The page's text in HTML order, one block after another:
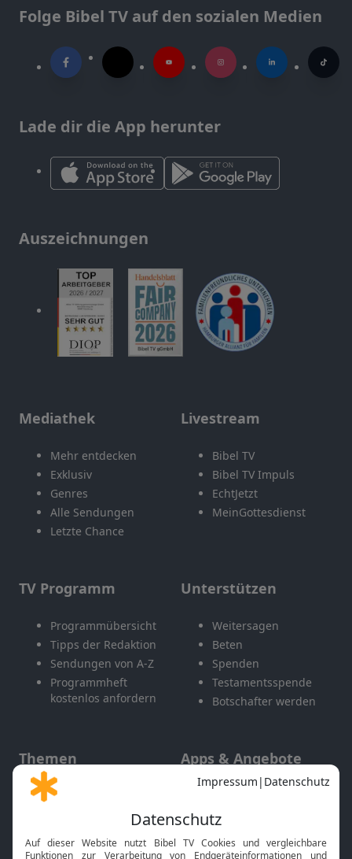
Folge Bibel TV auf den sozialen Medien
Lade dir die App herunter
Auszeichnungen
Mediathek
Mehr entdecken
Exklusiv
Genres
Alle Sendungen
Letzte Chance
Livestream
Bibel TV
Bibel TV Impuls
EchtJetzt
MeinGottesdienst
TV Programm
Programmübersicht
Tipps der Redaktion
Sendungen von A-Z
Programmheft
kostenlos anfordern
Unterstützen
Weitersagen
Beten
Spenden
Testamentsspende
Botschafter werden
Themen
Gott und Bibel erklärt
Neuigkeiten
Apps & Angebote
Mobile App
Smart TV